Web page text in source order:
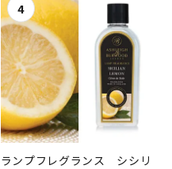
シュレイアンドバーウッド）
ランプフレグランス シシリ